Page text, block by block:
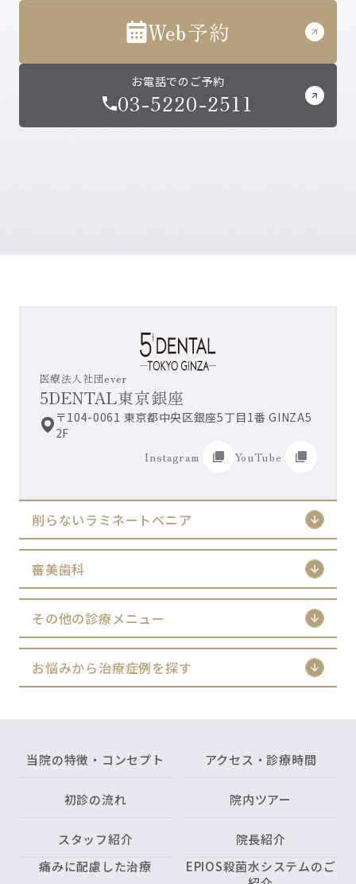
Web予約
お電話でのご予約
03-5220-2511
医療法人社団ever
5DENTAL東京銀座
〒104-0061 東京都中央区銀座5丁目1番 GINZA5
2F
Instagram
YouTube
削らないラミネートべニア
審美歯科
その他の診療メニュー
お悩みから治療症例を探す
当院の特徴・コンセプト アクセス・診療時間
初診の流れ 院内ツアー
スタッフ紹介
院長紹介
痛みに配慮した治療
EPIOS殺菌水システムのご